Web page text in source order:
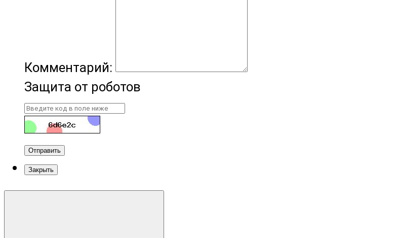
Комментарий:
Защита от роботов
Отправить
Закрыть